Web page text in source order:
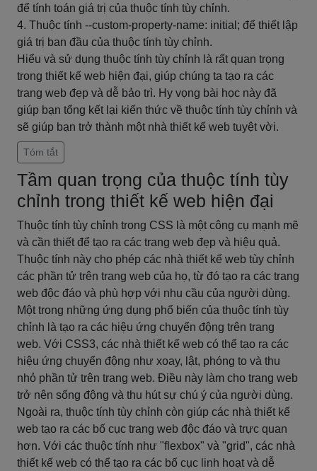
để tính toán giá trị của thuộc tính tùy chỉnh.
4. Thuộc tính --custom-property-name: initial; để thiết lập
giá trị ban đầu của thuộc tính tùy chỉnh.
Hiểu và sử dụng thuộc tính tùy chỉnh là rất quan trọng
trong thiết kế web hiện đại, giúp chúng ta tạo ra các
trang web đẹp và dễ bảo trì. Hy vọng bài học này đã
giúp bạn tổng kết lại kiến thức về thuộc tính tùy chỉnh và
sẽ giúp bạn trở thành một nhà thiết kế web tuyệt vời.
Tóm tắt
Tầm quan trọng của thuộc tính tùy
chỉnh trong thiết kế web hiện đại
Thuộc tính tùy chỉnh trong CSS là một công cụ mạnh mẽ
và cần thiết để tạo ra các trang web đẹp và hiệu quả.
Thuộc tính này cho phép các nhà thiết kế web tùy chỉnh
các phần tử trên trang web của họ, từ đó tạo ra các trang
web độc đáo và phù hợp với nhu cầu của người dùng.
Một trong những ứng dụng phổ biến của thuộc tính tùy
chỉnh là tạo ra các hiệu ứng chuyển động trên trang
web. Với CSS3, các nhà thiết kế web có thể tạo ra các
hiệu ứng chuyển động như xoay, lật, phóng to và thu
nhỏ phần tử trên trang web. Điều này làm cho trang web
trở nên sống động và thu hút sự chú ý của người dùng.
Ngoài ra, thuộc tính tùy chỉnh còn giúp các nhà thiết kế
web tạo ra các bố cục trang web độc đáo và trực quan
hơn. Với các thuộc tính như "flexbox" và "grid", các nhà
thiết kế web có thể tạo ra các bố cục linh hoạt và dễ